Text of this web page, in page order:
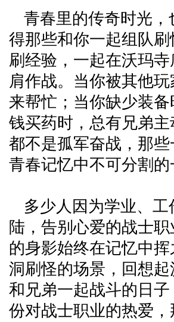
青春里的传奇时光
得那些和你一起组队
刷经验，一起在沃玛
肩作战。当你被其他
来帮忙；当你缺少装
钱买药时，总有兄弟
都不是孤军奋战，那
青春记忆中不可分割的
多少人因为学业、
陆，告别心爱的战士
的身影始终在记忆中
洞刷怪的场景，回想
和兄弟一起战斗的日
份对战士职业的热爱